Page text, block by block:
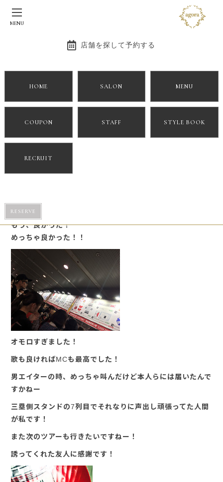
MENU
RESERVE
店舗を探して予約する
HOME SALON MENU
COUPON STAFF STYLE BOOK
RECRUIT
関ジャニ∞ライブ参戦！
BLOG
関ジャニ’s エイターテイメント ジャム
大阪京セラドーム初日参戦してきましたよー！
もう、良かった！
めっちゃ良かった！！
オモロすぎました！
歌も良ければMCも最高でした！
男エイターの時、めっちゃ叫んだけど本人らには届いたんで
すかねー
三塁側スタンドの7列目でそれなりに声出し頑張ってた人間
が私です！
また次のツアーも行きたいですねー！
誘ってくれた友人に感謝です！